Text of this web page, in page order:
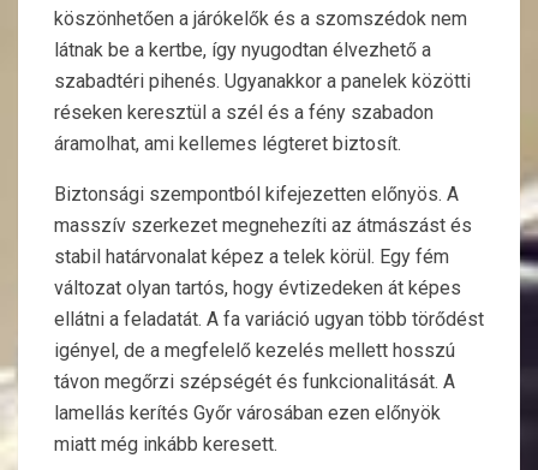
köszönhetően a járókelők és a szomszédok nem
látnak be a kertbe, így nyugodtan élvezhető a
szabadtéri pihenés. Ugyanakkor a panelek közötti
réseken keresztül a szél és a fény szabadon
áramolhat, ami kellemes légteret biztosít.
Biztonsági szempontból kifejezetten előnyös. A
masszív szerkezet megnehezíti az átmászást és
stabil határvonalat képez a telek körül. Egy fém
változat olyan tartós, hogy évtizedeken át képes
ellátni a feladatát. A fa variáció ugyan több törődést
igényel, de a megfelelő kezelés mellett hosszú
távon megőrzi szépségét és funkcionalitását. A
lamellás kerítés Győr városában ezen előnyök
miatt még inkább keresett.